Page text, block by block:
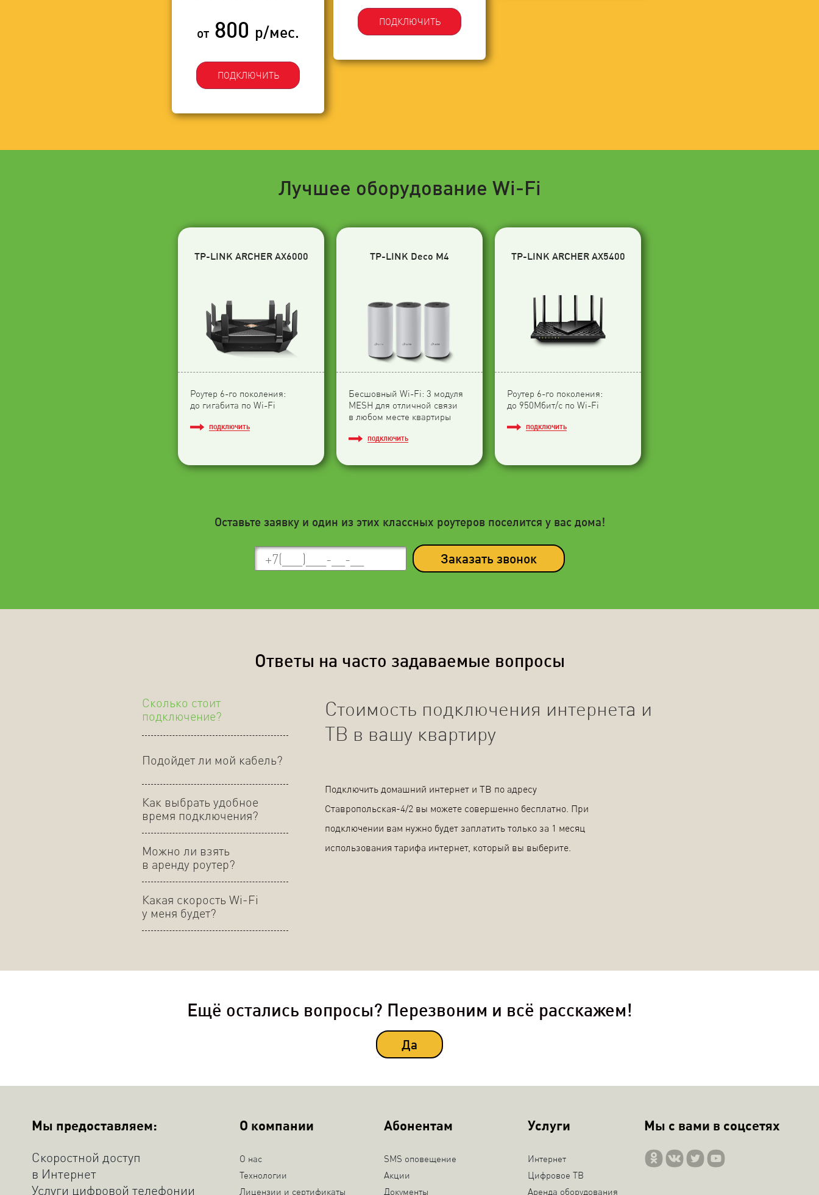
от 800 р/мес.
ПОДКЛЮЧИТЬ
ПОДКЛЮЧИТЬ
Лучшее оборудование Wi-Fi
TP-LINK ARCHER AX6000
Роутер 6-го поколения:
до гигабита по Wi-Fi
ПОДКЛЮЧИТЬ
TP-LINK Deco M4
Бесшовный Wi-Fi: 3 модуля
МESH для отличной связи
в любом месте квартиры
ПОДКЛЮЧИТЬ
TP-LINK ARCHER AX5400
Роутер 6-го поколения:
до 950Мбит/с по Wi-Fi
ПОДКЛЮЧИТЬ
Оставьте заявку и один из этих классных роутеров поселится у вас дома!
Заказать звонок
Ответы на часто задаваемые вопросы
Сколько стоит
подключение?
Подойдет ли мой кабель?
Как выбрать удобное
время подключения?
Можно ли взять
в аренду роутер?
Какая скорость Wi-Fi
у меня будет?
Стоимость подключения интернета и
ТВ в вашу квартиру
Подключить домашний интернет и ТВ по адресу
Ставропольская-4/2 вы можете совершенно бесплатно. При
подключении вам нужно будет заплатить только за 1 месяц
использования тарифа интернет, который вы выберите.
Ещё остались вопросы? Перезвоним и всё расскажем!
Да
Мы предоставляем:
Скоростной доступ
в Интернет
Услуги цифровой телефонии
О компании
О нас
Технологии
Лицензии и сертификаты
Абонентам
SMS оповещение
Акции
Документы
Услуги
Интернет
Цифровое ТВ
Аренда оборудования
Мы с вами в соцсетях